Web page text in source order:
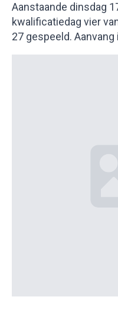
Aanstaande dinsdag
kwalificatiedag vier
27 gespeeld. Aanvang